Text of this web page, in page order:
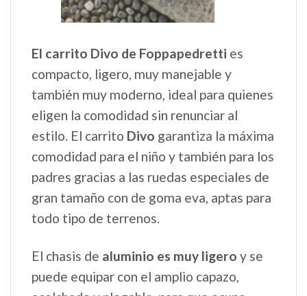
El carrito Divo de Foppapedretti es
compacto, ligero, muy manejable y
también muy moderno, ideal para quienes
eligen la comodidad sin renunciar al
estilo. El carrito Divo garantiza la máxima
comodidad para el niño y también para los
padres gracias a las ruedas especiales de
gran tamaño con de goma eva, aptas para
todo tipo de terrenos.
El chasis de aluminio es muy ligero y se
puede equipar con el amplio capazo,